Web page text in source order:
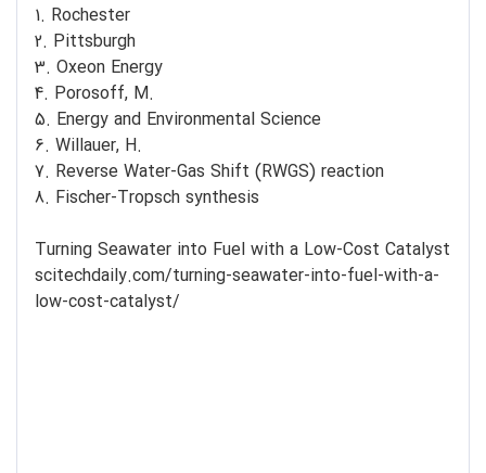
1. Rochester
2. Pittsburgh
3. Oxeon Energy
4. Porosoff, M.
5. Energy and Environmental Science
6. Willauer, H.
7. Reverse Water-Gas Shift (RWGS) reaction
8. Fischer-Tropsch synthesis
Turning Seawater into Fuel with a Low-Cost Catalyst
scitechdaily.com/turning-seawater-into-fuel-with-a-
low-cost-catalyst/